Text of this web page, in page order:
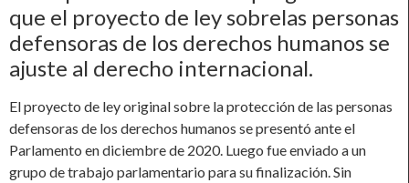
que el proyecto de ley sobrelas personas
defensoras de los derechos humanos se
ajuste al derecho internacional.
El proyecto de ley original sobre la protección de las personas
defensoras de los derechos humanos se presentó ante el
Parlamento en diciembre de 2020. Luego fue enviado a un
grupo de trabajo parlamentario para su finalización. Sin